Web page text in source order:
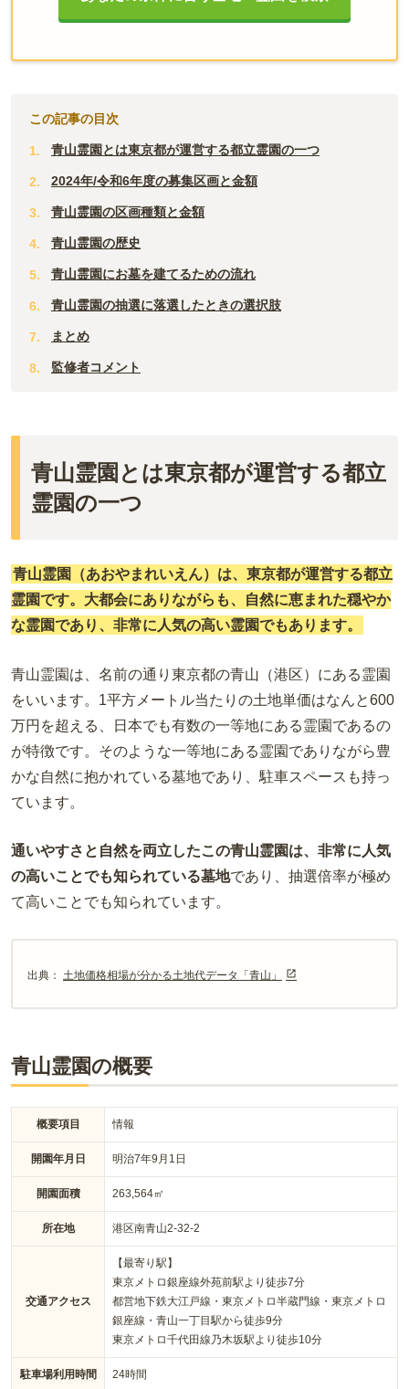
この記事の目次
青山霊園とは東京都が運営する都立霊園の一つ
2024年/令和6年度の募集区画と金額
青山霊園の区画種類と金額
青山霊園の歴史
青山霊園にお墓を建てるための流れ
青山霊園の抽選に落選したときの選択肢
まとめ
監修者コメント
青山霊園とは東京都が運営する都立
霊園の一つ
青山霊園（あおやまれいえん）は、東京都が運営する都立
霊園です。大都会にありながらも、自然に恵まれた穏やか
な霊園であり、非常に人気の高い霊園でもあります。
青山霊園は、名前の通り東京都の青山（港区）にある霊園
をいいます。1平方メートル当たりの土地単価はなんと600
万円を超える、日本でも有数の一等地にある霊園であるの
が特徴です。そのような一等地にある霊園でありながら豊
かな自然に抱かれている墓地であり、駐車スペースも持っ
ています。
通いやすさと自然を両立したこの青山霊園は、非常に人気
の高いことでも知られている墓地であり、抽選倍率が極め
て高いことでも知られています。
出典： 土地価格相場が分かる土地代データ「青山」
青山霊園の概要
概要項目 情報
開園年月日 明治7年9月1日
開園面積 263,564㎡
所在地 港区南青山2-32-2
交通アクセス
【最寄り駅】
東京メトロ銀座線外苑前駅より徒歩7分
都営地下鉄大江戸線・東京メトロ半蔵門線・東京メトロ
銀座線・青山一丁目駅から徒歩9分
東京メトロ千代田線乃木坂駅より徒歩10分
駐車場利用時間 24時間